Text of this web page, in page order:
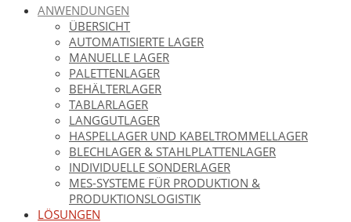
Artschwager + Kohl – Intralogistik Software, zur Startseite
ANWENDUNGEN
ÜBERSICHT
AUTOMATISIERTE LAGER
MANUELLE LAGER
PALETTENLAGER
BEHÄLTERLAGER
TABLARLAGER
LANGGUTLAGER
HASPELLAGER UND KABELTROMMELLAGER
BLECHLAGER & STAHLPLATTENLAGER
INDIVIDUELLE SONDERLAGER
MES-SYSTEME FÜR PRODUKTION &
PRODUKTIONSLOGISTIK
LÖSUNGEN